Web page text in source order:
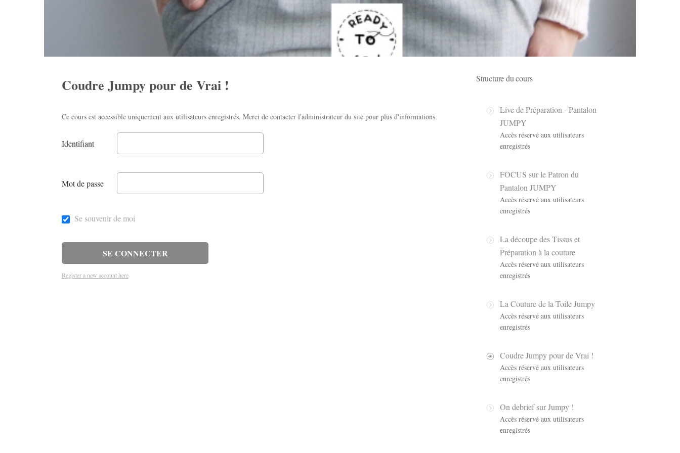
Coudre Jumpy pour de Vrai !
Ce cours est accessible uniquement aux utilisateurs enregistrés. Merci de contacter l'administrateur du site pour plus d'informations.
Identifiant
Mot de passe
Se souvenir de moi
Register a new account here
Structure du cours
Live de Préparation - Pantalon
JUMPY
Accès réservé aux utilisateurs
enregistrés
FOCUS sur le Patron du
Pantalon JUMPY
Accès réservé aux utilisateurs
enregistrés
La découpe des Tissus et
Préparation à la couture
Accès réservé aux utilisateurs
enregistrés
La Couture de la Toile Jumpy
Accès réservé aux utilisateurs
enregistrés
Coudre Jumpy pour de Vrai !
Accès réservé aux utilisateurs
enregistrés
On debrief sur Jumpy !
Accès réservé aux utilisateurs
enregistrés